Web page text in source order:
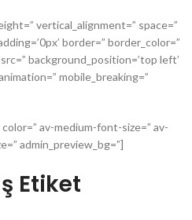
vertical_alignment=” space=”
border=” border_color=”
background_position=’top left’
mobile_breaking=”
av-medium-font-size=” av-
admin_preview_bg=”]
Etiket